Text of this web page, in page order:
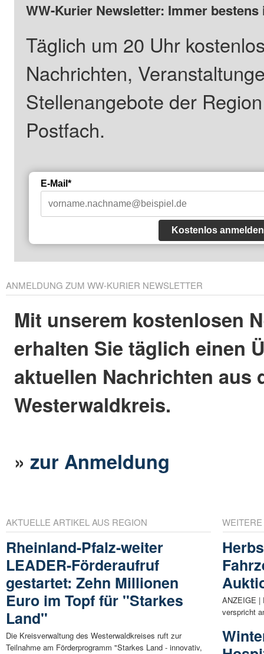
WW-Kurier Newsletter: Immer
Täglich um 20 Uhr
Nachrichten,
Stellenangebote der
Postfach.
E-Mail*
Kostenlos anmelden
ANMELDUNG ZUM WW-KURIER NEWSLETTER
Mit unserem kostenlosen
erhalten Sie täglich einen
aktuellen Nachrichten aus
Westerwaldkreis.
»zur Anmeldung
AKTUELLE ARTIKEL AUS REGION
Rheinland-Pfalz-weiter
LEADER-Förderaufruf
gestartet: Zehn Millionen
Euro im Topf für "Starkes
Land"
Die Kreisverwaltung des Westerwaldkreises ruft zur
Teilnahme am Förderprogramm "Starkes Land - innovativ,
ANZEIGE |
verspricht